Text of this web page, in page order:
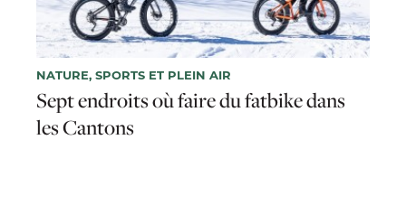
NATURE, SPORTS ET PLEIN AIR
Sept endroits où faire du fatbike dans
les Cantons